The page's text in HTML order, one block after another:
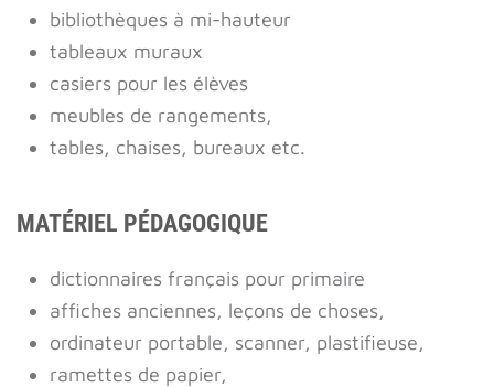
bibliothèques à mi-hauteur
tableaux muraux
casiers pour les élèves
meubles de rangements,
tables, chaises, bureaux etc.
MATÉRIEL PÉDAGOGIQUE
dictionnaires français pour primaire
affiches anciennes, leçons de choses,
ordinateur portable, scanner, plastifieuse,
ramettes de papier,